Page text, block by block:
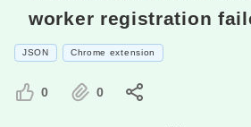
worker registration
JSON Chrome extension
0 0